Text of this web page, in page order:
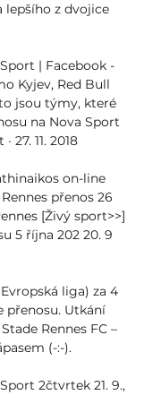
lepšího z dvojice
| Facebook -
Kyjev, Red Bull
jsou týmy, které
na Nova Sport
27. 11. 2018
on-line
přenos 26
[Živý sport>>]
5 října 202 20. 9
liga) za 4
přenosu. Utkání
Stade Rennes FC –
(-:-).
2čtvrtek 21. 9.,